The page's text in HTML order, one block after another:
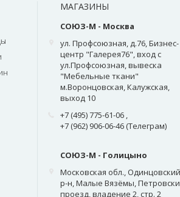
МАГАЗИНЫ
СОЮЗ-М - Москва
ул. Профсоюзная, д.76, Бизнес-
центр "Галерея76", вход с
ул.Профсоюзная, вывеска
"Мебельные ткани"
м.Воронцовская, Калужская,
выход 10
+7 (495) 775-61-06 ,
+7 (962) 906-06-46 (Телеграм)
СОЮЗ-М - Голицыно
Московская обл., Одинцовский
р-н, Малые Вязёмы,
проезд, владение 2, стр. 2